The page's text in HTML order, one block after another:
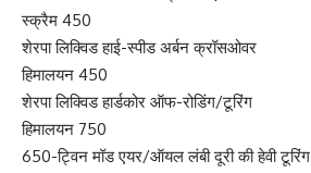
स्क्रैम 450
शेरपा लिक्विड हाई-स्पीड अर्बन क्रॉसओवर
हिमालयन 450
शेरपा लिक्विड हार्डकोर ऑफ-रोडिंग/टूरिंग
हिमालयन 750
650-ट्विन मॉड एयर/ऑयल लंबी दूरी की हेवी टूरिंग